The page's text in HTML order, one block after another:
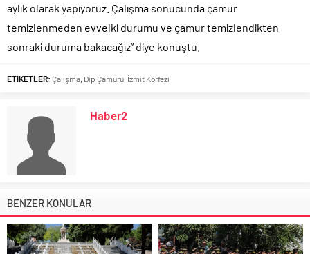
aylık olarak yapıyoruz. Çalışma sonucunda çamur
temizlenmeden evvelki durumu ve çamur temizlendikten
sonraki duruma bakacağız” diye konuştu.
ETİKETLER: Çalışma Dip Çamuru İzmit Körfezi
Haber2
BENZER KONULAR